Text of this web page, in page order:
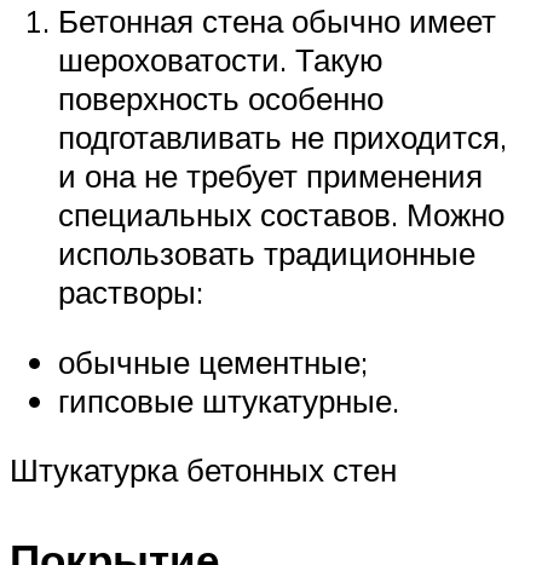
Бетонная стена обычно имеет
шероховатости. Такую
поверхность особенно
подготавливать не приходится,
и она не требует применения
специальных составов. Можно
использовать традиционные
растворы:
обычные цементные;
гипсовые штукатурные.
Штукатурка бетонных стен